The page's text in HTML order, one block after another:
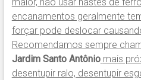
encanamentos geralmente
forçar pode deslocar
Recomendamos sempre
Jardim Santo Antônio mais
desentupir ralo, desentupir